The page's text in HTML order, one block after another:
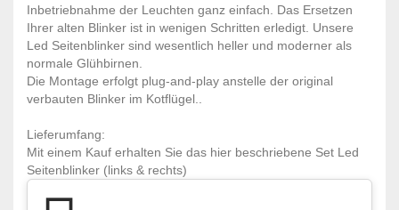
Inbetriebnahme der Leuchten ganz einfach. Das Ersetzen
Ihrer alten Blinker ist in wenigen Schritten erledigt. Unsere
Led Seitenblinker sind wesentlich heller und moderner als
normale Glühbirnen.
Die Montage erfolgt plug-and-play anstelle der original
verbauten Blinker im Kotflügel..
Lieferumfang:
Mit einem Kauf erhalten Sie das hier beschriebene Set Led
Seitenblinker (links & rechts)